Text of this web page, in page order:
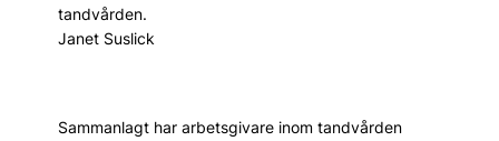
tandvården.
Janet Suslick
Sammanlagt har arbetsgivare inom tandvården